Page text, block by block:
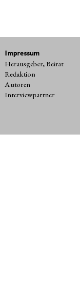
Impressum
Herausgeber, Beirat
Redaktion
Autoren
Interviewpartner